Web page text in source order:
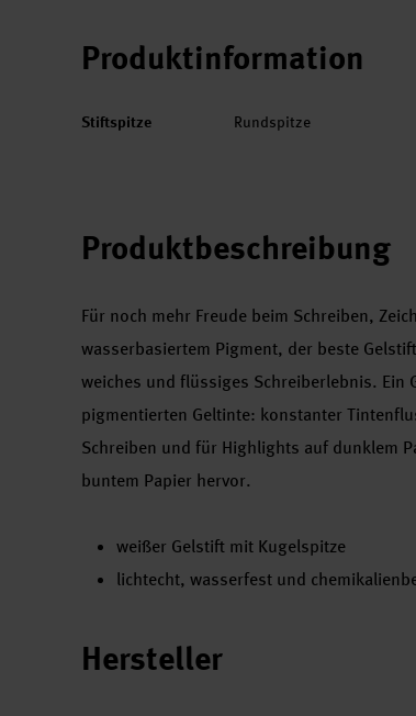
Produktinformation
Stiftspitze Rundspitze
Produktbeschreibung
Für noch mehr Freude beim Schreiben,
wasserbasiertem Pigment, der beste
weiches und flüssiges Schreiberlebnis. Ein
pigmentierten Geltinte: konstanter
Schreiben und für Highlights auf dunklem
buntem Papier hervor.
weißer Gelstift mit Kugelspitze
lichtecht, wasserfest und
Hersteller